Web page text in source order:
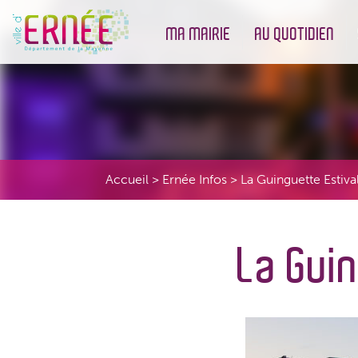
MA MAIRIE AU QUOTIDIEN
Accueil > Ernée Infos > La Guinguette
La